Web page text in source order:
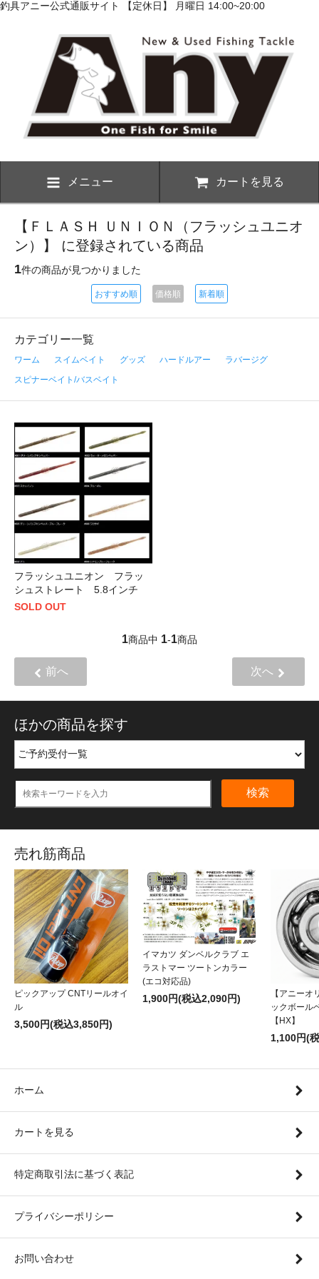
釣具アニー公式通販サイト 【定休日】 月曜日 14:00~20:00
メニュー カートを見る
【ＦＬＡＳＨ ＵＮＩＯＮ（フラッシュユニオ
ン）】 に登録されている商品
1件の商品が見つかりました
おすすめ順 価格順 新着順
カテゴリー一覧
ワーム スイムベイト グッズ ハードルアー
ラバージグ
スピナーベイト/バスベイト
フラッシュユニオン フラッ
シュストレート 5.8インチ
SOLD OUT
1商品中 1-1商品
前へ 次へ
ほかの商品を探す
検索
売れ筋商品
ピックアップ CNTリールオイ
ル
3,500円(税込3,850円)
イマカツ ダンベルクラブ エ
ラストマー ツートンカラー
(エコ対応品)
1,900円(税込2,090円)
【アニーオ
ックボール
【HX】
1,100円(
ホーム
カートを見る
特定商取引法に基づく表記
プライバシーポリシー
お問い合わせ